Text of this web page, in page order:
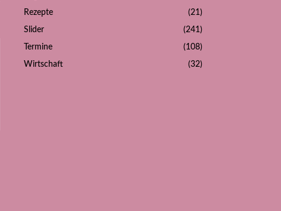
Rezepte (21)
Slider (241)
Termine (108)
Wirtschaft (32)